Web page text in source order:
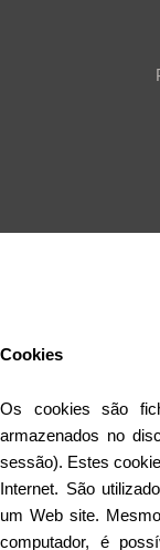
Cookies
Os cookies são
armazenados no
sessão). Estes
Internet. São
um Web site.
computador, é